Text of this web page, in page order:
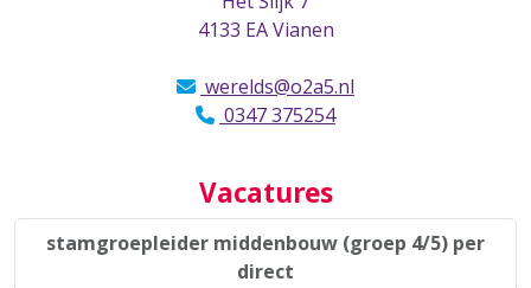
4133 EA Vianen
werelds@o2a5.nl
0347 375254
Vacatures
stamgroepleider middenbouw (groep 4/5) per
direct